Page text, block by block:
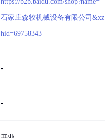
石家庄森牧机械设备有限公司&xz
hid=69758343
-
-